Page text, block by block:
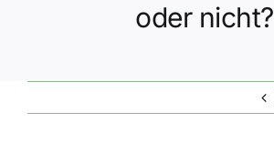
oder nicht?